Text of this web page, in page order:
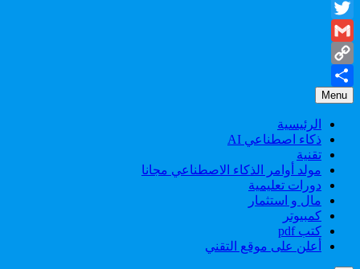
WhatsApp
Twitter
Gmail
Copy
Link
Share
Menu
الرئيسية
ذكاء اصطناعي AI
تقنية
مولد أوامر الذكاء الاصطناعي مجانا
دورات تعليمية
مال و استثمار
كمبيوتر
كتب pdf
أعلن على موقع التقني